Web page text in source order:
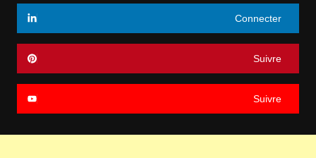
Connecter
Suivre
Suivre